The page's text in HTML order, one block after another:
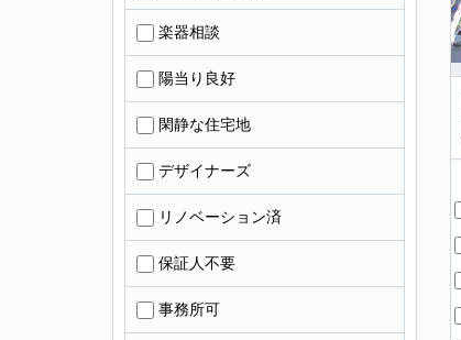
楽器相談
陽当り良好
閑静な住宅地
デザイナーズ
リノベーション済
保証人不要
事務所可